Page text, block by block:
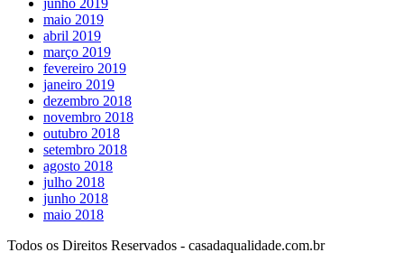
maio 2019
abril 2019
março 2019
fevereiro 2019
janeiro 2019
dezembro 2018
novembro 2018
outubro 2018
setembro 2018
agosto 2018
julho 2018
junho 2018
maio 2018
Todos os Direitos Reservados - casadaqualidade.com.br